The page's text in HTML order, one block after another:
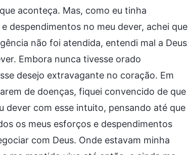
aconteça. Mas, como eu tinha
despendimentos no meu dever, achei que
não foi atendida, entendi mal a Deus
Embora nunca tivesse orado
desejo extravagante no coração. Em
de doenças, fiquei convencido de que
dever com esse intuito, pensando até que
os meus esforços e despendimentos
com Deus. Onde estavam minha